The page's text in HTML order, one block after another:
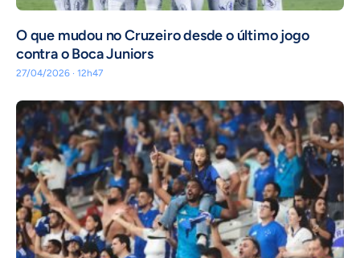
O que mudou no Cruzeiro desde o último jogo
contra o Boca Juniors
27/04/2026 · 12h47